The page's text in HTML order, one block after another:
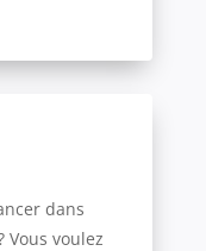
dans
Vous voulez